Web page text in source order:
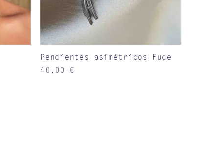
Vista rápida
Pendientes asimétricos Fude
Precio
40,00 €